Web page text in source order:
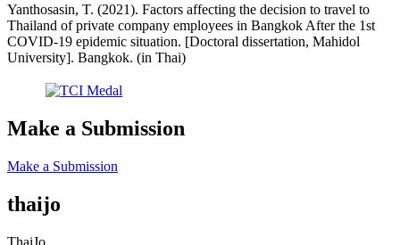
Yanthosasin, T. (2021). Factors affecting the decision to travel to
Thailand of private company employees in Bangkok After the 1st
COVID-19 epidemic situation. [Doctoral dissertation, Mahidol
University]. Bangkok. (in Thai)
Make a Submission
Make a Submission
thaijo
ThaiJo